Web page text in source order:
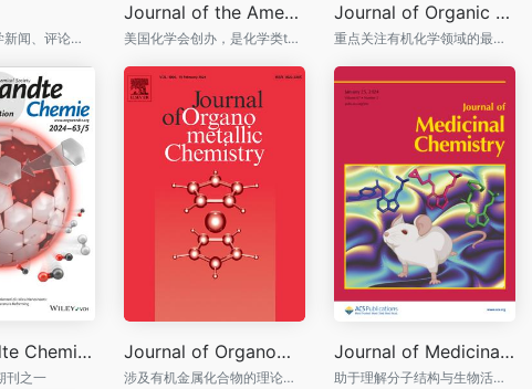
Science是科学新闻、评论和前沿研究的主要渠道。
Journal of the American Chemical Society
美国化学会创办，是化学类top级期刊
Journal of Organic Chemistry
重点关注有机化学领域的最新主题
Angewandte Chemie - International Edition
刊之一
Journal of Organometallic Chemistry
涉及有机金属化合物的理论方面、结构化学、合成、物理和化学性质（包括反应机理）和实际应用的原创论文
Journal of Medicinal Chemistry
助于理解分子结构与生物活性或作用模式之间的关系